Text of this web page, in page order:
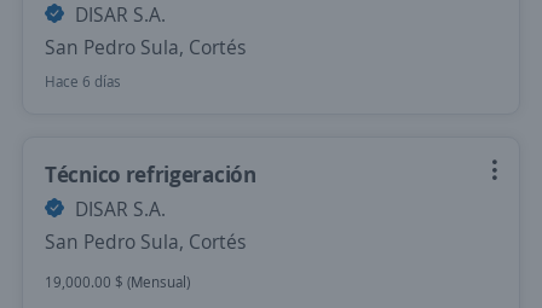
DISAR S.A.
San Pedro Sula, Cortés
Hace 6 días
Técnico refrigeración
DISAR S.A.
San Pedro Sula, Cortés
19,000.00 $ (Mensual)